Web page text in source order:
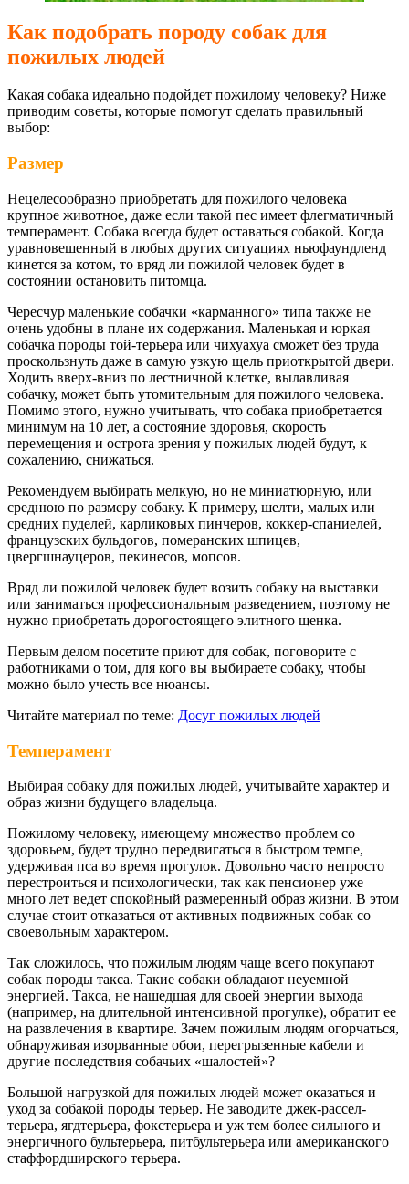
Как подобрать породу собак для
пожилых людей
Какая собака идеально подойдет пожилому человеку? Ниже
приводим советы, которые помогут сделать правильный
выбор:
Размер
Нецелесообразно приобретать для пожилого человека
крупное животное, даже если такой пес имеет флегматичный
темперамент. Собака всегда будет оставаться собакой. Когда
уравновешенный в любых других ситуациях ньюфаундленд
кинется за котом, то вряд ли пожилой человек будет в
состоянии остановить питомца.
Чересчур маленькие собачки «карманного» типа также не
очень удобны в плане их содержания. Маленькая и юркая
собачка породы той-терьера или чихуахуа сможет без труда
проскользнуть даже в самую узкую щель приоткрытой двери.
Ходить вверх-вниз по лестничной клетке, вылавливая
собачку, может быть утомительным для пожилого человека.
Помимо этого, нужно учитывать, что собака приобретается
минимум на 10 лет, а состояние здоровья, скорость
перемещения и острота зрения у пожилых людей будут, к
сожалению, снижаться.
Рекомендуем выбирать мелкую, но не миниатюрную, или
среднюю по размеру собаку. К примеру, шелти, малых или
средних пуделей, карликовых пинчеров, коккер-спаниелей,
французских бульдогов, померанских шпицев,
цвергшнауцеров, пекинесов, мопсов.
Вряд ли пожилой человек будет возить собаку на выставки
или заниматься профессиональным разведением, поэтому не
нужно приобретать дорогостоящего элитного щенка.
Первым делом посетите приют для собак, поговорите с
работниками о том, для кого вы выбираете собаку, чтобы
можно было учесть все нюансы.
Читайте материал по теме: Досуг пожилых людей
Темперамент
Выбирая собаку для пожилых людей, учитывайте характер и
образ жизни будущего владельца.
Пожилому человеку, имеющему множество проблем со
здоровьем, будет трудно передвигаться в быстром темпе,
удерживая пса во время прогулок. Довольно часто непросто
перестроиться и психологически, так как пенсионер уже
много лет ведет спокойный размеренный образ жизни. В этом
случае стоит отказаться от активных подвижных собак со
своевольным характером.
Так сложилось, что пожилым людям чаще всего покупают
собак породы такса. Такие собаки обладают неуемной
энергией. Такса, не нашедшая для своей энергии выхода
(например, на длительной интенсивной прогулке), обратит ее
на развлечения в квартире. Зачем пожилым людям огорчаться,
обнаруживая изорванные обои, перегрызенные кабели и
другие последствия собачьих «шалостей»?
Большой нагрузкой для пожилых людей может оказаться и
уход за собакой породы терьер. Не заводите джек-рассел-
терьера, ягдтерьера, фокстерьера и уж тем более сильного и
энергичного бультерьера, питбультерьера или американского
стаффордширского терьера.